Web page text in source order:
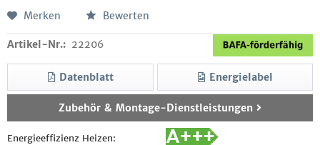
Merken Bewerten
Artikel-Nr.: 22206
Datenblatt Energielabel
Zubehör & Montage-Dienstleistungen
Energieeffizienz Heizen: